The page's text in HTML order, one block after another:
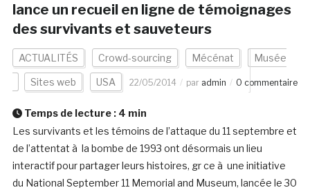
lance un recueil en ligne de témoignages
des survivants et sauveteurs
ACTUALITÉS Crowd-sourcing Mécénat Musée
Sites web USA 22/05/2014 par admin 0 commentaire
Temps de lecture : 4 min
Les survivants et les témoins de l’attaque du 11 septembre et
de l’attentat à la bombe de 1993 ont désormais un lieu
interactif pour partager leurs histoires, gr ce à une initiative
du National September 11 Memorial and Museum, lancée le 30